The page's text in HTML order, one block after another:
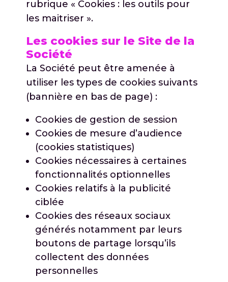
rubrique « Cookies : les outils pour
les maitriser ».
Les cookies sur le Site de la
Société
La Société peut être amenée à
utiliser les types de cookies suivants
(bannière en bas de page) :
Cookies de gestion de session
Cookies de mesure d’audience
(cookies statistiques)
Cookies nécessaires à certaines
fonctionnalités optionnelles
Cookies relatifs à la publicité
ciblée
Cookies des réseaux sociaux
générés notamment par leurs
boutons de partage lorsqu’ils
collectent des données
personnelles